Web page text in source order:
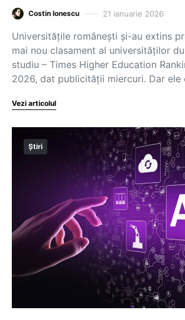
Costin Ionescu 21 ianuarie 2026
Universitățile românești și-au extins
mai nou clasament al universităților
studiu – Times Higher Education
2026, dat publicității miercuri. Dar ele
Vezi articolul
Știri